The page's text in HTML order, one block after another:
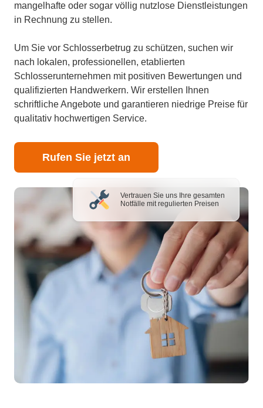
mangelhafte oder sogar völlig nutzlose Dienstleistungen
in Rechnung zu stellen.
Um Sie vor Schlosserbetrug zu schützen, suchen wir
nach lokalen, professionellen, etablierten
Schlosserunternehmen mit positiven Bewertungen und
qualifizierten Handwerkern. Wir erstellen Ihnen
schriftliche Angebote und garantieren niedrige Preise für
qualitativ hochwertigen Service.
Rufen Sie jetzt an
Vertrauen Sie uns Ihre gesamten
Notfälle mit regulierten Preisen